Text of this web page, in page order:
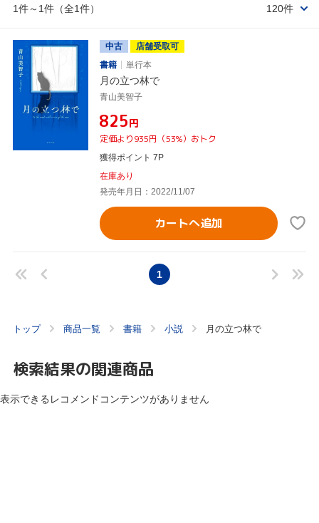
1件～1件（全1件） 120件
中古
店舗受取可
書籍
単行本
月の立つ林で
青山美智子
¥825円
定価より935円（53%）おトク
獲得ポイント 7P
在庫あり
発売年月日：2022/11/07
カートへ追加
1
トップ 商品一覧 書籍 小説 月の立つ林で
検索結果の関連商品
表示できるレコメンドコンテンツがありません